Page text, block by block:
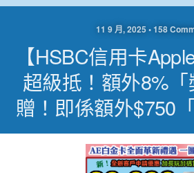
11 9 月, 2025 • 158
【HSBC信用卡
超級抵！額外8%
贈！即係額外$750